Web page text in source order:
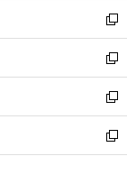
く
で
開
く
ド
ウ
で
開
く
ィ
ン
ド
ウ
で
開
く
い
ウ
ィ
ン
ド
ウ
で
開
新
し
い
ウ
ィ
ン
ド
ウ
新
し
い
ウ
ィ
ン
新
し
い
ウ
新
し